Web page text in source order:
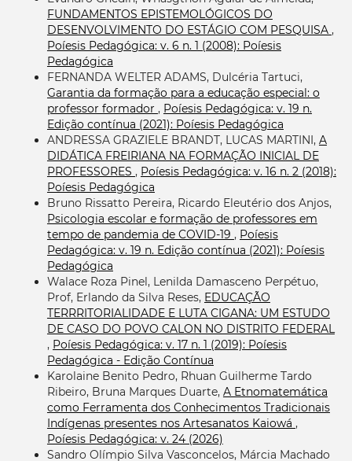
FUNDAMENTOS EPISTEMOLÓGICOS DO
DESENVOLVIMENTO DO ESTÁGIO COM PESQUISA ,
Poíesis Pedagógica: v. 6 n. 1 (2008): Poíesis
Pedagógica
FERNANDA WELTER ADAMS, Dulcéria Tartuci,
Garantia da formação para a educação especial: o
professor formador , Poíesis Pedagógica: v. 19 n.
Edição contínua (2021): Poíesis Pedagógica
ANDRESSA GRAZIELE BRANDT, LUCAS MARTINI, A
DIDÁTICA FREIRIANA NA FORMAÇÃO INICIAL DE
PROFESSORES , Poíesis Pedagógica: v. 16 n. 2 (2018):
Poíesis Pedagógica
Bruno Rissatto Pereira, Ricardo Eleutério dos Anjos,
Psicologia escolar e formação de professores em
tempo de pandemia de COVID-19 , Poíesis
Pedagógica: v. 19 n. Edição contínua (2021): Poíesis
Pedagógica
Walace Roza Pinel, Lenilda Damasceno Perpétuo,
Prof, Erlando da Silva Reses, EDUCAÇÃO
TERRRITORIALIDADE E LUTA CIGANA: UM ESTUDO
DE CASO DO POVO CALON NO DISTRITO FEDERAL
, Poíesis Pedagógica: v. 17 n. 1 (2019): Poíesis
Pedagógica - Edição Contínua
Karolaine Benito Pedro, Rhuan Guilherme Tardo
Ribeiro, Bruna Marques Duarte, A Etnomatemática
como Ferramenta dos Conhecimentos Tradicionais
Indígenas presentes nos Artesanatos Kaiowá ,
Poíesis Pedagógica: v. 24 (2026)
Sandro Olímpio Silva Vasconcelos, Márcia Machado